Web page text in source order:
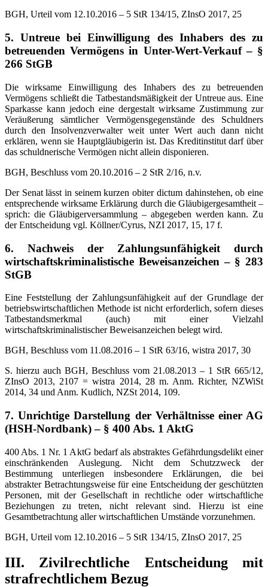
BGH, Urteil vom 12.10.2016 – 5 StR 134/15, ZInsO 2017, 25
5. Untreue bei Einwilligung des Inhabers des zu
betreuenden Vermögens in Unter-Wert-Verkauf – §
266 StGB
Die wirksame Einwilligung des Inhabers des zu betreuenden
Vermögens schließt die Tatbestandsmäßigkeit der Untreue aus. Eine
Sparkasse kann jedoch eine dergestalt wirksame Zustimmung zur
Veräußerung sämtlicher Vermögensgegenstände des Schuldners
durch den Insolvenzverwalter weit unter Wert auch dann nicht
erklären, wenn sie Hauptgläubigerin ist. Das Kreditinstitut darf über
das schuldnerische Vermögen nicht allein disponieren.
BGH, Beschluss vom 20.10.2016 – 2 StR 2/16, n.v.
Der Senat lässt in seinem kurzen obiter dictum dahinstehen, ob eine
entsprechende wirksame Erklärung durch die Gläubigergesamtheit –
sprich: die Gläubigerversammlung – abgegeben werden kann. Zu
der Entscheidung vgl. Köllner/Cyrus, NZI 2017, 15, 17 f.
6. Nachweis der Zahlungsunfähigkeit durch
wirtschaftskriminalistische Beweisanzeichen – § 283
StGB
Eine Feststellung der Zahlungsunfähigkeit auf der Grundlage der
betriebswirtschaftlichen Methode ist nicht erforderlich, sofern dieses
Tatbestandsmerkmal (auch) mit einer Vielzahl
wirtschaftskriminalistischer Beweisanzeichen belegt wird.
BGH, Beschluss vom 11.08.2016 – 1 StR 63/16, wistra 2017, 30
S. hierzu auch BGH, Beschluss vom 21.08.2013 – 1 StR 665/12,
ZInsO 2013, 2107 = wistra 2014, 28 m. Anm. Richter, NZWiSt
2014, 34 und Anm. Kudlich, NZSt 2014, 109.
7. Unrichtige Darstellung der Verhältnisse einer AG
(HSH-Nordbank) – § 400 Abs. 1 AktG
400 Abs. 1 Nr. 1 AktG bedarf als abstraktes Gefährdungsdelikt einer
einschränkenden Auslegung. Nicht dem Schutzzweck der
Bestimmung unterliegen insbesondere Erklärungen, die bei
abstrakter Betrachtungsweise für eine Entscheidung der geschützten
Personen, mit der Gesellschaft in rechtliche oder wirtschaftliche
Beziehungen zu treten, nicht relevant sind. Hierzu ist eine
Gesamtbetrachtung aller wirtschaftlichen Umstände vorzunehmen.
BGH, Urteil vom 12.10.2016 – 5 StR 134/15, ZInsO 2017, 25
III. Zivilrechtliche Entscheidung mit
strafrechtlichem Bezug